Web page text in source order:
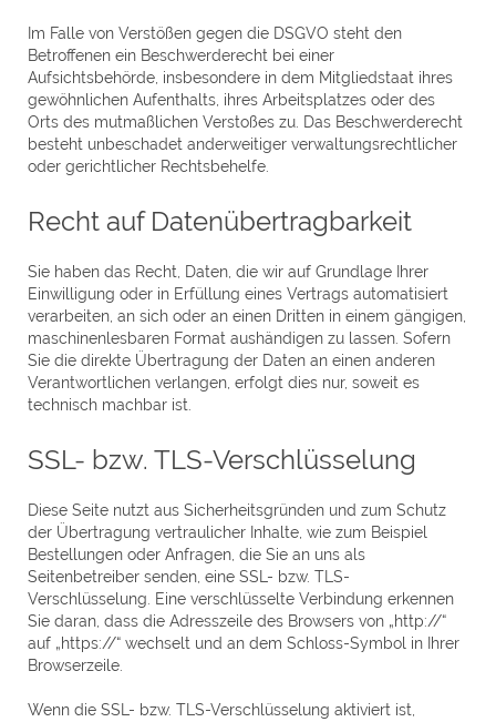
Im Falle von Verstößen gegen die DSGVO steht den
Betroffenen ein Beschwerderecht bei einer
Aufsichtsbehörde, insbesondere in dem Mitgliedstaat ihres
gewöhnlichen Aufenthalts, ihres Arbeitsplatzes oder des
Orts des mutmaßlichen Verstoßes zu. Das Beschwerderecht
besteht unbeschadet anderweitiger verwaltungsrechtlicher
oder gerichtlicher Rechtsbehelfe.
Recht auf Daten­übertrag­barkeit
Sie haben das Recht, Daten, die wir auf Grundlage Ihrer
Einwilligung oder in Erfüllung eines Vertrags automatisiert
verarbeiten, an sich oder an einen Dritten in einem gängigen,
maschinenlesbaren Format aushändigen zu lassen. Sofern
Sie die direkte Übertragung der Daten an einen anderen
Verantwortlichen verlangen, erfolgt dies nur, soweit es
technisch machbar ist.
SSL- bzw. TLS-Verschlüsselung
Diese Seite nutzt aus Sicherheitsgründen und zum Schutz
der Übertragung vertraulicher Inhalte, wie zum Beispiel
Bestellungen oder Anfragen, die Sie an uns als
Seitenbetreiber senden, eine SSL- bzw. TLS-
Verschlüsselung. Eine verschlüsselte Verbindung erkennen
Sie daran, dass die Adresszeile des Browsers von „http://“
auf „https://“ wechselt und an dem Schloss-Symbol in Ihrer
Browserzeile.
Wenn die SSL- bzw. TLS-Verschlüsselung aktiviert ist,